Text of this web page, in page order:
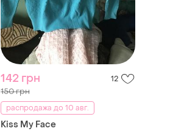
142 грн 12
150 грн
распродажа до 10 авг.
Kiss My Face